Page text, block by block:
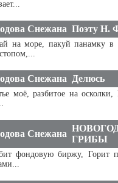
Снежана Поэту Н.
на море, пакуй панамку в
Снежана Делюсь
моё, разбитое на
Снежана
ГРИБЫ
фондовую биржу, Горит